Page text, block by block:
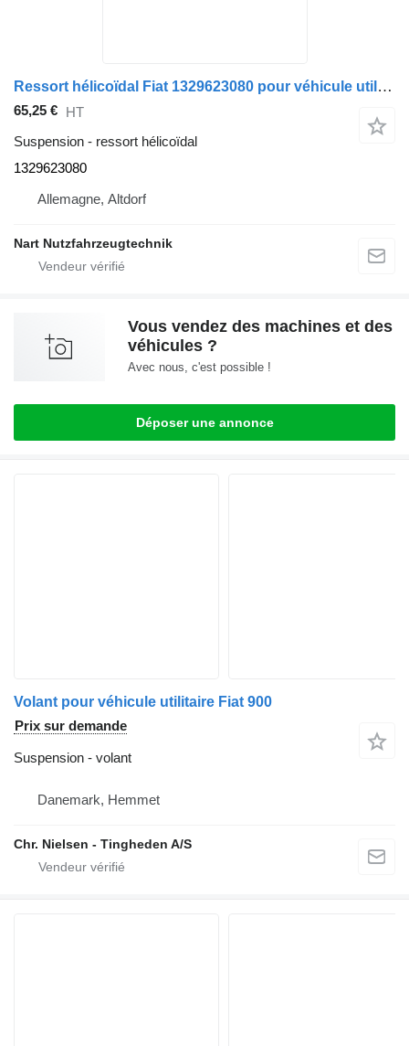
Ressort hélicoïdal Fiat 1329623080 pour véhicule utilitaire Fiat
65,25 € HT
Suspension - ressort hélicoïdal
1329623080
Allemagne, Altdorf
Nart Nutzfahrzeugtechnik
Vous vendez des machines et des
véhicules ?
Avec nous, c'est possible !
Déposer une annonce
Volant pour véhicule utilitaire Fiat 900
Prix sur demande
Suspension - volant
Danemark, Hemmet
Chr. Nielsen - Tingheden A/S